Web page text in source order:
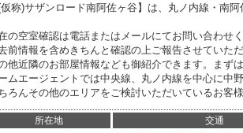
(仮称)サザンロード南阿佐ヶ谷】は、丸ノ内線・南
の空室確認は電話またはメールにてお問い合わせく
前情報を含めきちんと確認の上ご報告させていた
他近隣のお部屋情報なども御紹介できます。まず
ムエージェントでは中央線、丸ノ内線を中心に中
ろんその他のエリアをご検討いただいているお客
所在地 交通